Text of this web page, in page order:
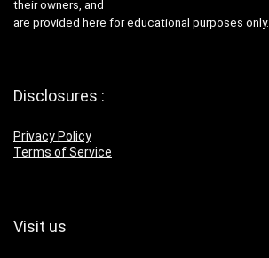
their owners, and
are provided here for educational purposes only.
Disclosures :
Privacy Policy
Terms of Service
Visit us